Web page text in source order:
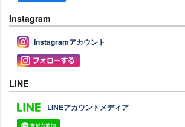
Instagram
Instagramアカウント
LINE
LINEアカウントメディア